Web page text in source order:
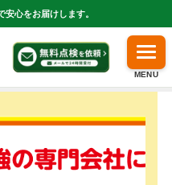
心をお届けします。
MENU